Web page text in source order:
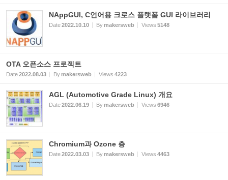
NAppGUI, C언어용 크로스 플랫폼 GUI 라이브러리
Date2022.10.10 Bymakersweb Views 5148
OTA 오픈소스 프로젝트
Date2022.08.03 Bymakersweb Views 4223
AGL (Automotive Grade Linux) 개요
Date2022.06.19 Bymakersweb Views 6946
Chromium과 Ozone 층
Date2022.03.03 Bymakersweb Views 4463